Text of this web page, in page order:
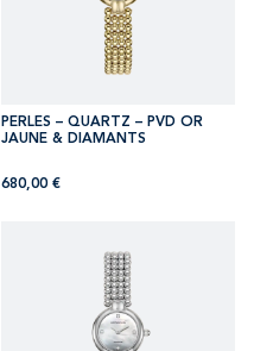
PERLES – QUARTZ – PVD OR
JAUNE & DIAMANTS
680,00 €